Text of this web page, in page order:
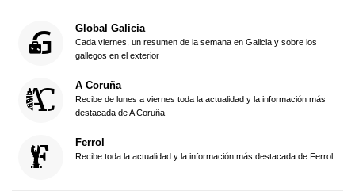
Global Galicia
Cada viernes, un resumen de la semana en Galicia y sobre los
gallegos en el exterior
A Coruña
Recibe de lunes a viernes toda la actualidad y la información más
destacada de A Coruña
Ferrol
Recibe toda la actualidad y la información más destacada de Ferrol